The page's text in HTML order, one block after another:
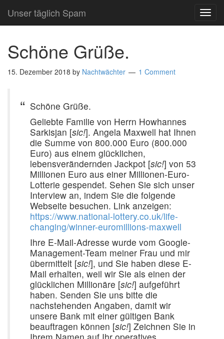
Unser täglich Spam
Schöne Grüße.
15. Dezember 2018 by Nachtwächter 1 Comment
Schöne Grüße.
Geliebte Familie von Herrn Howhannes
Sarkisjan [sic!]. Angela Maxwell hat Ihnen
die Summe von 800.000 Euro (800.000
Euro) aus einem glücklichen,
lebensverändernden Jackpot [sic!] von 53
Millionen Euro aus einer Millionen-Euro-
Lotterie gespendet. Sehen Sie sich unser
Interview an, indem Sie die folgende
Webseite besuchen. Link anzeigen:
https://www.national-lottery.co.uk/life-
changing/winner-euromillions-maxwell
Ihre E-Mail-Adresse wurde vom Google-
Management-Team meiner Frau und mir
übermittelt [sic!], und Sie haben diese E-
Mail erhalten, weil wir Sie als einen der
glücklichen Millionäre [sic!] aufgeführt
haben. Senden Sie uns bitte die
nachstehenden Angaben, damit wir
unsere Bank mit einer gültigen Bank
beauftragen können [sic!] Zeichnen Sie in